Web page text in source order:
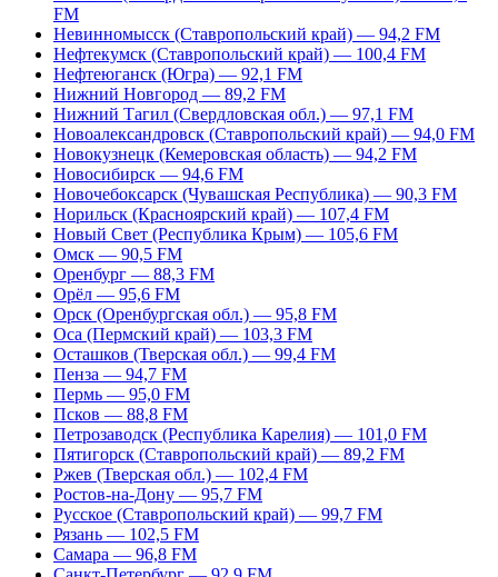
FM
Невинномысск (Ставропольский край) — 94,2 FM
Нефтекумск (Ставропольский край) — 100,4 FM
Нефтеюганск (Югра) — 92,1 FM
Нижний Новгород — 89,2 FM
Нижний Тагил (Свердловская обл.) — 97,1 FM
Новоалександровск (Ставропольский край) — 94,0 FM
Новокузнецк (Кемеровская область) — 94,2 FM
Новосибирск — 94,6 FM
Новочебоксарск (Чувашская Республика) — 90,3 FM
Норильск (Красноярский край) — 107,4 FM
Новый Свет (Республика Крым) — 105,6 FM
Омск — 90,5 FM
Оренбург — 88,3 FM
Орёл — 95,6 FM
Орск (Оренбургская обл.) — 95,8 FM
Оса (Пермский край) — 103,3 FM
Осташков (Тверская обл.) — 99,4 FM
Пенза — 94,7 FM
Пермь — 95,0 FM
Псков — 88,8 FM
Петрозаводск (Республика Карелия) — 101,0 FM
Пятигорск (Ставропольский край) — 89,2 FM
Ржев (Тверская обл.) — 102,4 FM
Ростов-на-Дону — 95,7 FM
Русское (Ставропольский край) — 99,7 FM
Рязань — 102,5 FM
Самара — 96,8 FM